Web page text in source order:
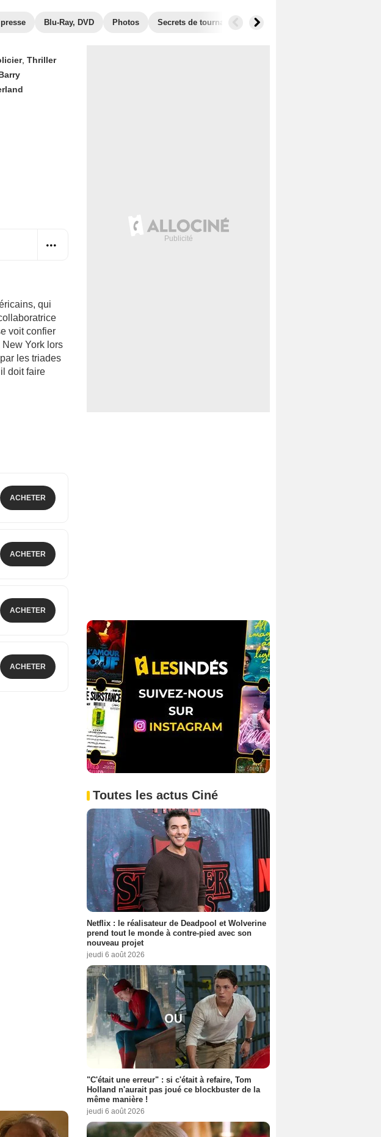
Blu-Ray, DVD Photos Secrets de tournage Films similaires
, Thriller
qui
voit confier
York lors
les triades
doit faire
ACHETER
ACHETER
Toutes les actus Ciné
Netflix : le réalisateur de Deadpool et Wolverine
prend tout le monde à contre-pied avec son
nouveau projet
jeudi 6 août 2026
"C'était une erreur" : si c'était à refaire, Tom
Holland n'aurait pas joué ce blockbuster de la
même manière !
jeudi 6 août 2026